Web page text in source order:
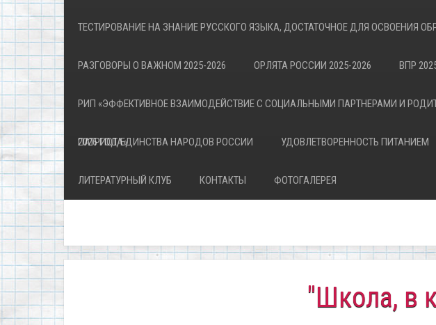
ТЕСТИРОВАНИЕ НА ЗНАНИЕ РУССКОГО ЯЗЫКА, ДОСТАТОЧНОЕ ДЛЯ ОСВОЕНИЯ
РАЗГОВОРЫ О ВАЖНОМ 2025-2026 ОРЛЯТА РОССИИ 2025-2026 ВПР
РИП «ЭФФЕКТИВНОЕ ВЗАИМОДЕЙСТВИЕ С СОЦИАЛЬНЫМИ ПАРТНЕРАМИ И
ПАТРИОТА»
2026 ГОД ЕДИНСТВА НАРОДОВ РОССИИ УДОВЛЕТВОРЕННОСТЬ ПИТАНИЕМ
ЛИТЕРАТУРНЫЙ КЛУБ КОНТАКТЫ ФОТОГАЛЕРЕЯ
"Школа, в